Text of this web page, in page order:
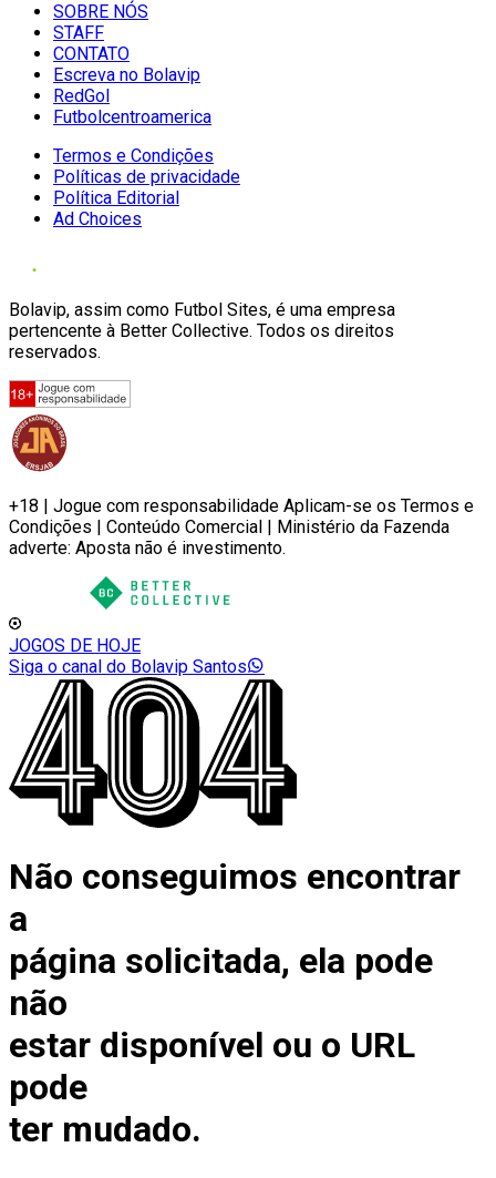
SOBRE NÓS
STAFF
CONTATO
Escreva no Bolavip
RedGol
Futbolcentroamerica
Termos e Condições
Políticas de privacidade
Política Editorial
Ad Choices
Bolavip, assim como Futbol Sites, é uma empresa
pertencente à Better Collective. Todos os direitos
reservados.
+18 | Jogue com responsabilidade Aplicam-se os Termos e
Condições | Conteúdo Comercial | Ministério da Fazenda
adverte: Aposta não é investimento.
JOGOS DE HOJE
Siga o canal do Bolavip Santos
Não conseguimos encontrar
a
página solicitada, ela pode
não
estar disponível ou o URL
pode
ter mudado.